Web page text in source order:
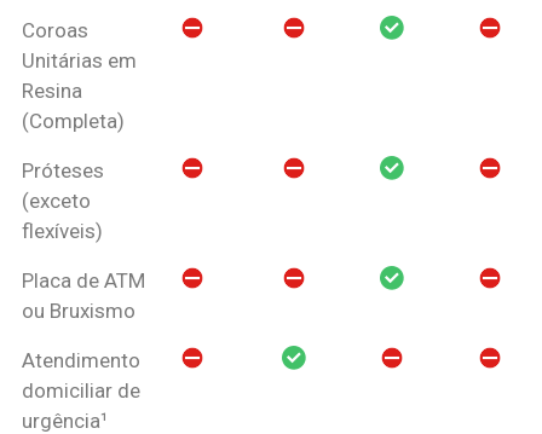
Coroas
Unitárias em
Resina
(Completa)
Próteses
(exceto
flexíveis)
Placa de ATM
ou Bruxismo
Atendimento
domiciliar de
urgência¹